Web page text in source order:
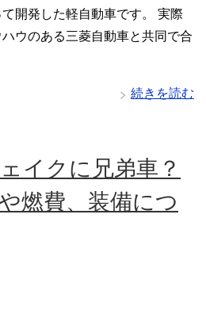
開発した軽自動車です。 実際
ウのある三菱自動車と共同で合
続きを読む
イクに兄弟車？
燃費、装備につ